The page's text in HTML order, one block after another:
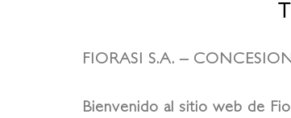
FIORASI S.A. –
Bienvenido al sitio web de